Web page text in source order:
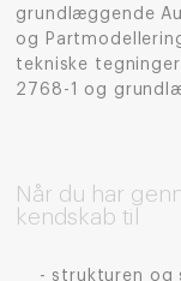
grundlæggende
og
tekniske
2768-1 og
Når du har
kendskab til
strukturen og